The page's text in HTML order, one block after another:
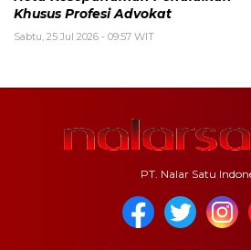
Khusus Profesi Advokat
Sabtu, 25 Jul 2026 - 09:57 WIT
PT. Nalar Satu